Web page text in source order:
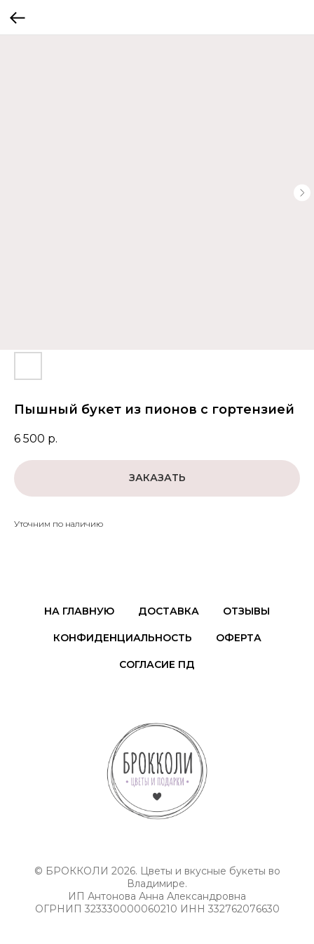
Пышный букет из пионов с гортензией
6 500 р.
ЗАКАЗАТЬ
Уточним по наличию
НА ГЛАВНУЮ ДОСТАВКА ОТЗЫВЫ
КОНФИДЕНЦИАЛЬНОСТЬ ОФЕРТА
СОГЛАСИЕ ПД
© БРОККОЛИ 2026. Цветы и вкусные букеты во
Владимире.
ИП Антонова Анна Александровна
ОГРНИП 323330000060210 ИНН 332762076630